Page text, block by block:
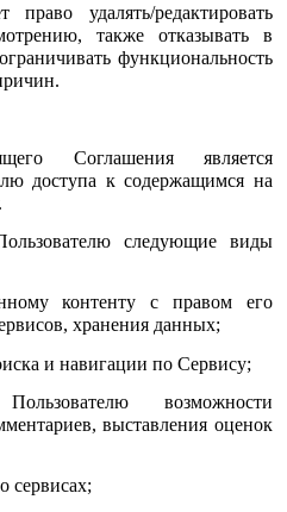
удалять/редактировать
также отказывать в
функциональность
Соглашения является
доступа к содержащимся на
следующие виды
контенту с правом его
хранения данных;
и навигации по Сервису;
возможности
выставления оценок
сервисах;